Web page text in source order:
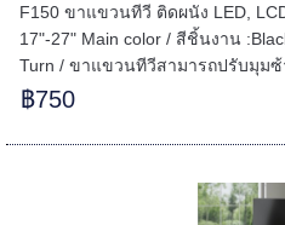
F150 ขาแขวนทีวี ติดผนัง LED,
17"-27" Main color / สีชิ้นงาน
Turn / ขาแขวนทีวีสามารถปรับมุมซ้
฿750